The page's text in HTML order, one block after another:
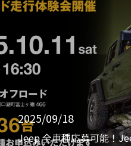
2025/09/18
Jeep 全車種応募可能！